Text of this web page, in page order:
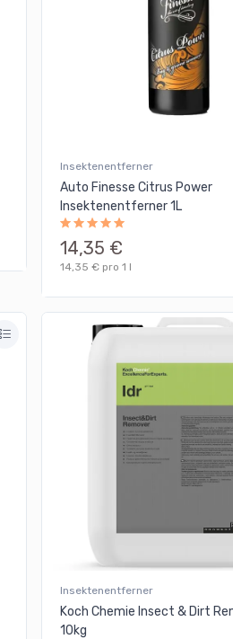
Insektenentferner
Auto Finesse Citrus Power
Insektenentferner 1L
14,35 €
14,35 € pro 1 l
Insektenentferner
Koch Chemie Insect & Dirt
10kg